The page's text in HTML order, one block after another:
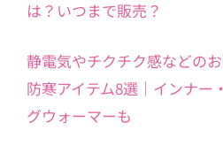
は？いつまで販売？
静電気やチクチク感などの
防寒アイテム8選｜インナー
グウォーマーも